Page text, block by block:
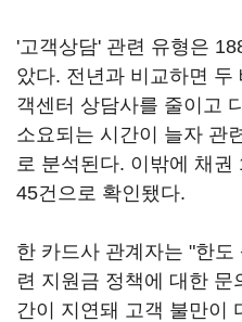
'고객상담' 관련 유형은
았다. 전년과 비교하면 두
객센터 상담사를 줄이고
소요되는 시간이 늘자 관
로 분석된다. 이밖에 채
45건으로 확인됐다.
한 카드사 관계자는 "한
련 지원금 정책에 대한 문
간이 지연돼 고객 불만이